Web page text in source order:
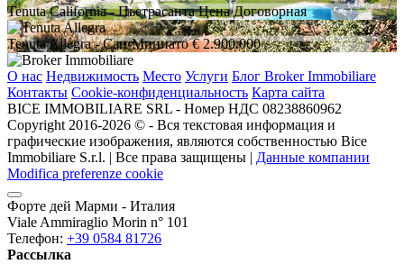
Tenuta California- Пьетрасанта Цена Договорная
Tenuta Allegra- Сан-Миниато € 2.900.000
О нас Недвижимость Место Услуги Блог Broker Immobiliare
Контакты Cookie-конфиденциальность Карта сайта
BICE IMMOBILIARE SRL - Номер НДС 08238860962
Copyright 2016-2026 ©️ - Вся текстовая информация и
графические изображения, являются собственностью Bice
Immobiliare S.r.l. | Все права защищены | Данные компании
Modifica preferenze cookie
Форте дей Марми - Италия
Viale Ammiraglio Morin n° 101
Телефон: +39 0584 81726
Рассылка